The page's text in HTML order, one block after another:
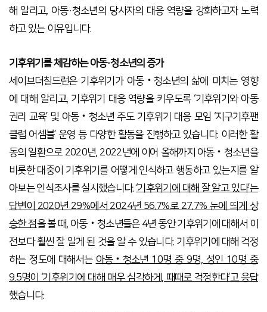
해 알리고, 아동·청소년의 당사자의 대응 역량을 강화하고자 노력
하고 있는 이유입니다.
기후위기를 체감하는 아동·청소년의 증가
세이브더칠드런은 기후위기가 아동‧청소년의 삶에 미치는 영향
에 대해 알리고, 기후위기 대응 역량을 키우도록 ‘기후위기와 아동
권리 교육’ 및 아동‧청소년 주도 기후위기 대응 모임 ‘지구기후팬
클럽 어셈블’ 운영 등 다양한 활동을 진행하고 있습니다. 이러한 활
동의 일환으로 2020년, 2022년에 이어 올해까지 아동‧청소년을
비롯한 대중이 기후위기를 어떻게 인식하고 행동하고 있는지를 알
아보는 인식조사를 실시했습니다. ‘기후위기에 대해 잘 알고 있다’는
답변이 2020년 29%에서 2024년 56.7%로 27.7% 눈에 띄게 상
승한 점을 볼 때, 아동‧청소년들은 4년 동안 기후위기에 대해서 이
전보다 훨씬 잘 알게 된 것을 알 수 있습니다. 기후위기에 대해 걱정
하는 정도에 대해서는 아동‧청소년 10명 중 9명, 성인 10명 중
9.5명이 ‘기후위기에 대해 매우 심각하게, 때때로 걱정한다’고 응답
했습니다.